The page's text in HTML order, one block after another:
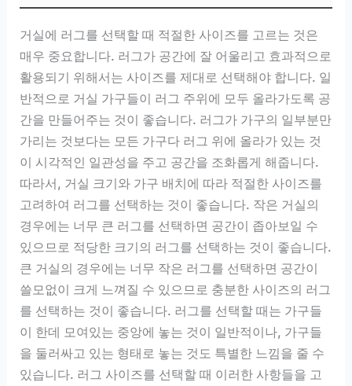
거실에 러그를 선택할 때 적절한 사이즈를 고르는 것은
매우 중요합니다. 러그가 공간에 잘 어울리고 효과적으로
활용되기 위해서는 사이즈를 제대로 선택해야 합니다. 일
반적으로 거실 가구들이 러그 주위에 모두 올라가도록 공
간을 만들어주는 것이 좋습니다. 러그가 가구의 일부분만
가리는 것보다는 모든 가구다 러그 위에 올라가 있는 것
이 시각적인 일관성을 주고 공간을 조화롭게 해줍니다.
따라서, 거실 크기와 가구 배치에 따라 적절한 사이즈를
고려하여 러그를 선택하는 것이 좋습니다. 작은 거실의
경우에는 너무 큰 러그를 선택하면 공간이 좁아보일 수
있으므로 적당한 크기의 러그를 선택하는 것이 좋습니다.
큰 거실의 경우에는 너무 작은 러그를 선택하면 공간이
쓸모없이 크게 느껴질 수 있으므로 충분한 사이즈의 러그
를 선택하는 것이 좋습니다. 러그를 선택할 때는 가구들
이 한데 모여있는 중앙에 놓는 것이 일반적이나, 가구들
을 둘러싸고 있는 형태로 놓는 것도 특별한 느낌을 줄 수
있습니다. 러그 사이즈를 선택할 때 이러한 사항들을 고